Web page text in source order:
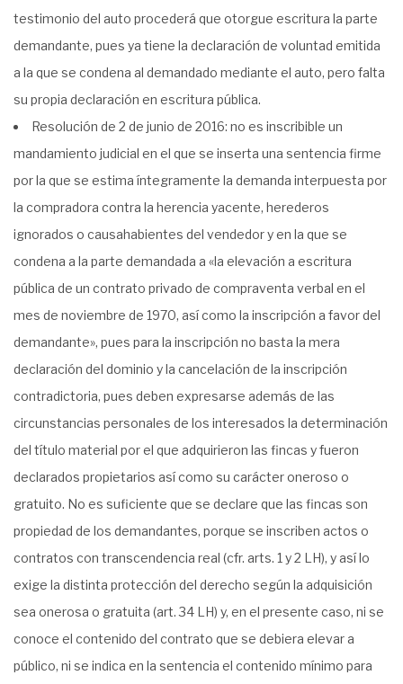
testimonio del auto procederá que otorgue escritura la parte
demandante, pues ya tiene la declaración de voluntad emitida
a la que se condena al demandado mediante el auto, pero falta
su propia declaración en escritura pública.
Resolución de 2 de junio de 2016: no es inscribible un
mandamiento judicial en el que se inserta una sentencia firme
por la que se estima íntegramente la demanda interpuesta por
la compradora contra la herencia yacente, herederos
ignorados o causahabientes del vendedor y en la que se
condena a la parte demandada a «la elevación a escritura
pública de un contrato privado de compraventa verbal en el
mes de noviembre de 1970, así como la inscripción a favor del
demandante», pues para la inscripción no basta la mera
declaración del dominio y la cancelación de la inscripción
contradictoria, pues deben expresarse además de las
circunstancias personales de los interesados la determinación
del título material por el que adquirieron las fincas y fueron
declarados propietarios así como su carácter oneroso o
gratuito. No es suficiente que se declare que las fincas son
propiedad de los demandantes, porque se inscriben actos o
contratos con transcendencia real (cfr. arts. 1 y 2 LH), y así lo
exige la distinta protección del derecho según la adquisición
sea onerosa o gratuita (art. 34 LH) y, en el presente caso, ni se
conoce el contenido del contrato que se debiera elevar a
público, ni se indica en la sentencia el contenido mínimo para